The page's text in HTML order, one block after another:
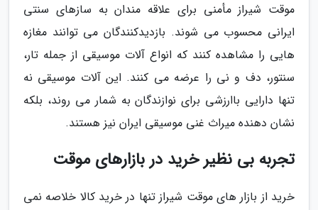
موقت شیراز مأمنی برای علاقه مندان به سازهای سنتی
ایرانی محسوب می شوند. بازدیدکنندگان می توانند مغازه
هایی را مشاهده کنند که انواع آلات موسیقی از جمله تار،
سنتور، دف و نی را عرضه می کنند. این آلات موسیقی نه
تنها دارایی باارزشی برای نوازندگان به شمار می روند، بلکه
نشان دهنده میراث غنی موسیقی ایران نیز هستند.
تجربه بی نظیر خرید در بازارهای موقت
خرید از بازار های موقت شیراز تنها در خرید کالا خلاصه نمی